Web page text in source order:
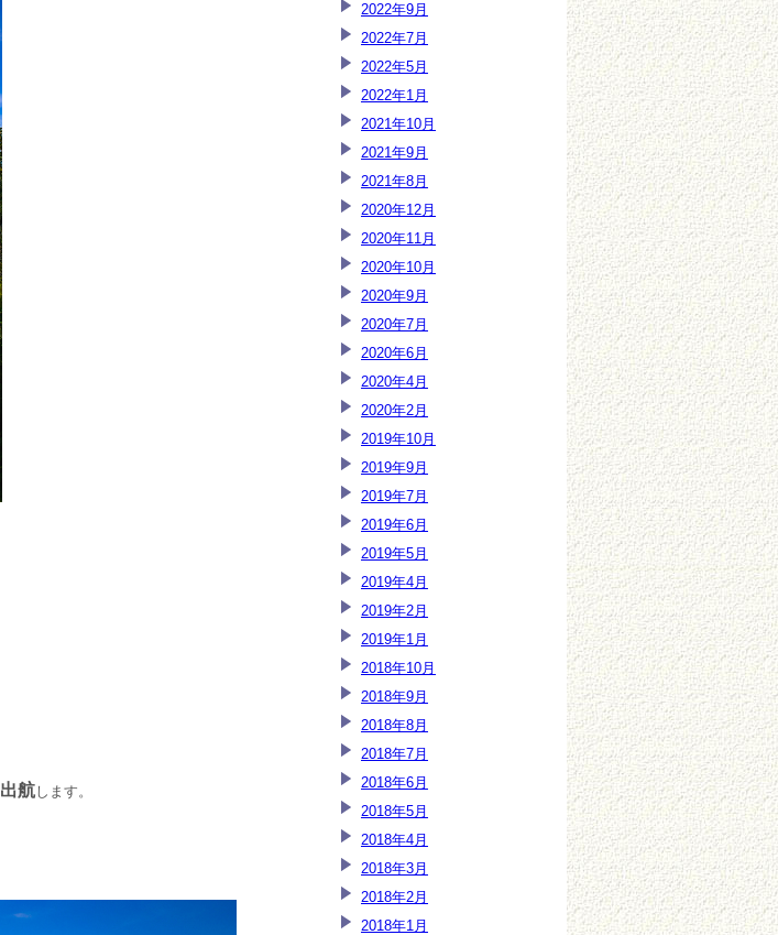
出航 します。
2022年9月
2022年7月
2022年5月
2022年1月
2021年10月
2021年9月
2021年8月
2020年12月
2020年11月
2020年10月
2020年9月
2020年7月
2020年6月
2020年4月
2020年2月
2019年10月
2019年9月
2019年7月
2019年6月
2019年5月
2019年4月
2019年2月
2019年1月
2018年10月
2018年9月
2018年8月
2018年7月
2018年6月
2018年5月
2018年4月
2018年3月
2018年2月
2018年1月